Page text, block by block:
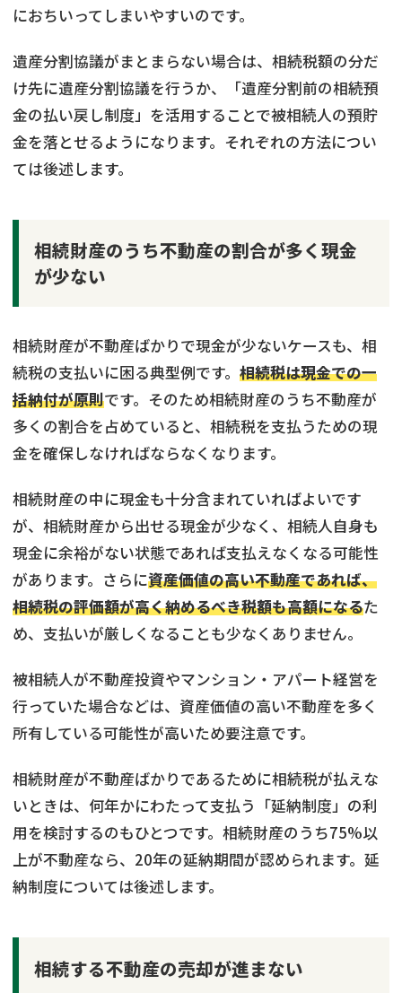
におちいってしまいやすいのです。
遺産分割協議がまとまらない場合は、相続税額の分だ
け先に遺産分割協議を行うか、「遺産分割前の相続預
金の払い戻し制度」を活用することで被相続人の預貯
金を落とせるようになります。それぞれの方法につい
ては後述します。
相続財産のうち不動産の割合が多く現金
が少ない
相続財産が不動産ばかりで現金が少ないケースも、相
続税の支払いに困る典型例です。 相続税は現金での一
括納付が原則です。そのため相続財産のうち不動産が
多くの割合を占めていると、相続税を支払うための現
金を確保しなければならなくなります。
相続財産の中に現金も十分含まれていればよいです
が、相続財産から出せる現金が少なく、相続人自身も
現金に余裕がない状態であれば支払えなくなる可能性
があります。さらに資産価値の高い不動産であれば、
相続税の評価額が高く納めるべき税額も高額になるた
め、支払いが厳しくなることも少なくありません。
被相続人が不動産投資やマンション・アパート経営を
行っていた場合などは、資産価値の高い不動産を多く
所有している可能性が高いため要注意です。
相続財産が不動産ばかりであるために相続税が払えな
いときは、何年かにわたって支払う「延納制度」の利
用を検討するのもひとつです。相続財産のうち75%以
上が不動産なら、20年の延納期間が認められます。延
納制度については後述します。
相続する不動産の売却が進まない